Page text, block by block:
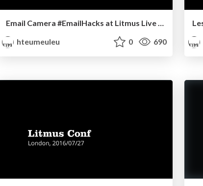
Email Camera #EmailHacks at Litmus Live 2017
hteumeuleu
0 690